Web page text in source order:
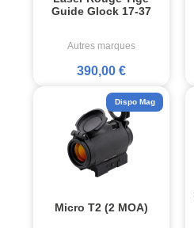
Guide Glock 17-37
Autres marques
390,00 €
Micro T2 (2 MOA)
Dispo Mag